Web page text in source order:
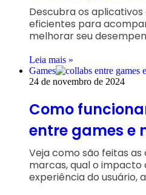
Descubra os
eficientes para
melhorar seu
Leia mais »
Games
24 de novembro de 2024
Como
entre games e
Veja como são feitas
marcas, qual o impacto
experiência do usuário,